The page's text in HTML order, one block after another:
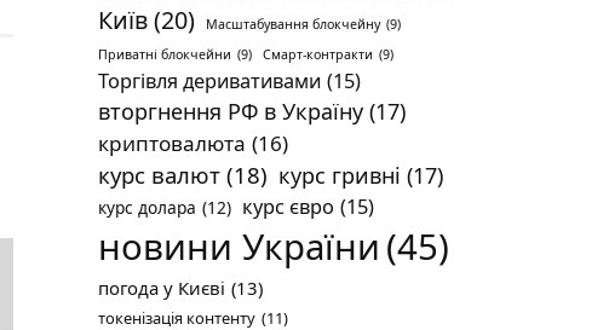
Київ(20) Масштабування блокчейну (9)
Приватні блокчейни (9) Смарт-контракти (9)
Торгівля деривативами (15)
вторгнення РФ в Україну (17)
криптовалюта (16)
курс валют (18) курс гривні (17)
курс долара (12) курс євро (15)
новини України (45)
погода у Києві (13)
токенізація контенту (11)